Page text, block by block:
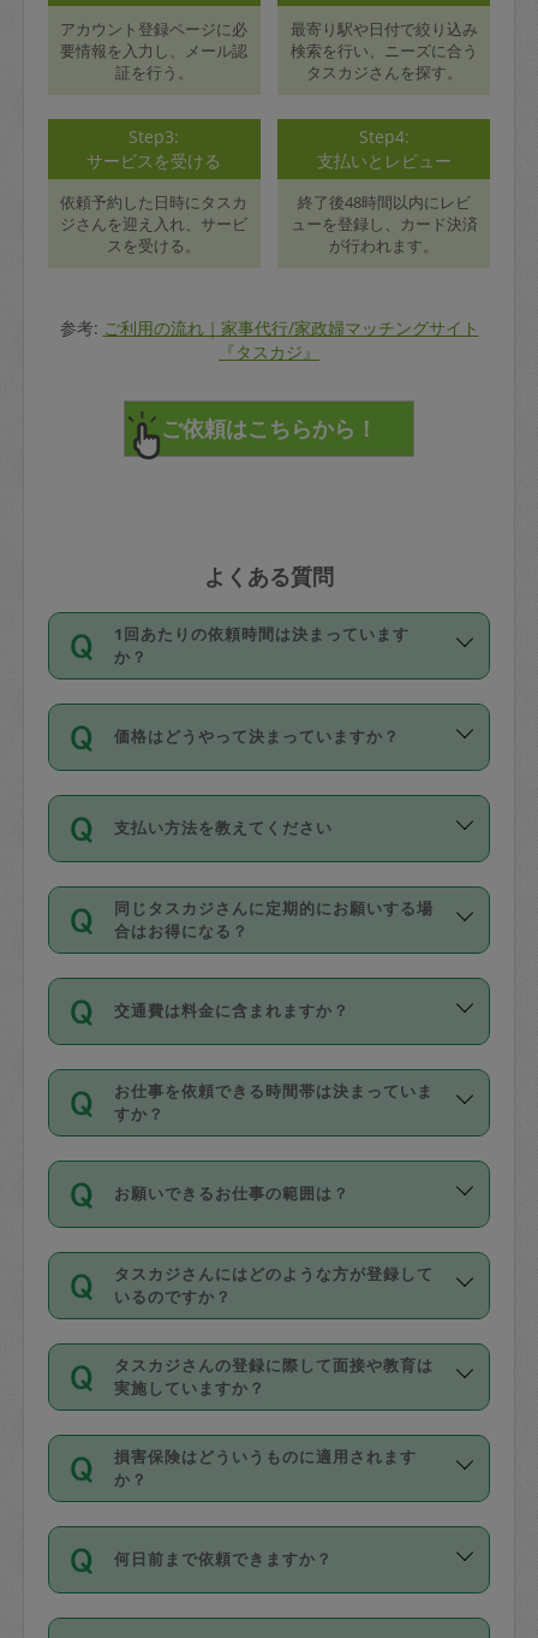
アカウント登録ページに必
要情報を入力し、メール認
証を行う。
最寄り駅や日付で絞り込み
検索を行い、ニーズに合う
タスカジさんを探す。
Step3:
サービスを受ける
依頼予約した日時にタスカ
ジさんを迎え入れ、サービ
スを受ける。
Step4:
支払いとレビュー
終了後48時間以内にレビ
ューを登録し、カード決済
が行われます。
参考: ご利用の流れ｜家事代行/家政婦マッチングサイト
『タスカジ』
よくある質問
1回あたりの依頼時間は決まっています
か？
依頼1回につき3時間固定です。3時間を
超えて依頼したい場合は、延長機能をご
利用ください。機能をご利用いただくに
の上事前申請することが必要です。な
お、3時間を下回っても、値引き等はござ
いません。
価格はどうやって決まっていますか？
11種類の価格帯の中からタスカジさん自
身が価格を選んで設定しています。
タスカジさんの価格設定には最初は制限
があり、レビュー件数、レビューの平均
値、などで除々に設定可能な最高額が上
がっていく仕組みになっています。
支払い方法を教えてください
お支払方法はクレジットカード（Visa／
Master／JCB／AMERICAN EXPRESS／
Diners Club）のみとなります。
を行う際にご入力ください。プロフィー
ル登録時にはご入力いただかなくても大
丈夫です。
デビットカード・プリペイドカード（Vプ
リカ、au WALLETなど）は支払にはご利
銀行振込や現金払いも対応していませ
なお、タスカジさんの交通費も、依頼料
金のご請求と合わせてお支払いとなりま
動計算で表示されます。
同じタスカジさんに定期的にお願いする場
合はお得になる？
依頼には「スポット」と「定期（毎週｜
隔週）」があり、「定期」の依頼は「ス
ポット」よりお得な料金でご利用できま
す。
定期の最低利用回数は設けていない代わ
りに、一定数を超えたキャンセルは有償
（例：毎週定期の場合は３回以上のキャ
ンセルが有償（1200円、隔週定期の場合
は２回以上のキャンセルが有償（1200
交通費は料金に含まれますか？
交通費は依頼料金とは別途発生し、依頼
料金のご請求と合わせてお支払いとなり
ます。交通費の金額は「依頼の詳細」に
お仕事を依頼できる時間帯は決まっていま
すか？
時間帯は3種類あります。いずれも１回あ
たり３時間です。
・ＡＭ ９時～１２時
・ＰＭ １３時～１６時
・夜 １８時～２１時
開始時間を２時間前後変更することが可
能です。依頼送信後、個別にタスカジさ
んにメッセージを送り調整してくださ
い。ただし、２時間を越えての調整はで
時間も被らない場合、損害保険の対象外
お願いできるお仕事の範囲は？
掃除、整理収納、洗濯、買い物、料理、
作り置きです。タスカジさんによってで
きる仕事の範囲が異なりますので、依頼
する前にタスカジさんのプロフィールで
確認してください。
基本的に、高所での作業や危険作業、屋
外での作業は対象外です。
タスカジさんにはどのような方が登録して
いるのですか？
主婦として長年の家事経験をお持ちの
方、栄養士・調理師といった資格者で保
育園や学校の給食やレストランで料理関
係の専門職に従事されていた方、日本で
すでにハウスキーパーや英語の先生とし
てお仕事をしているフィリピン出身の
社員など様々なバックグラウンドの方が
登録しています。
タスカジさんの登録に際して面接や教育は
実施していますか？
応募の際に、各自事務局との面接と説明
を行っています。その後、身分証明書の
写真提出をしていただいています。外国
確認しています。タスカジさんトレーニ
ング動画を使ったセルフトレーニングの
損害保険はどういうものに適用されます
か？
依頼者とタスカジさんとの間でタスカジ
を通して成立した作業時間内での作業に
適用されます。作業範囲は、掃除、洗
何日前まで依頼できますか？
ご依頼は、現在を起点に3日後（72時間